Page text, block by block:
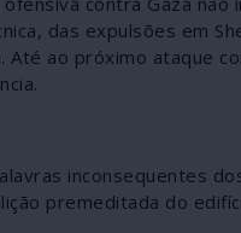
das expulsões em
Até ao próximo ataque
inconsequentes
premeditada do